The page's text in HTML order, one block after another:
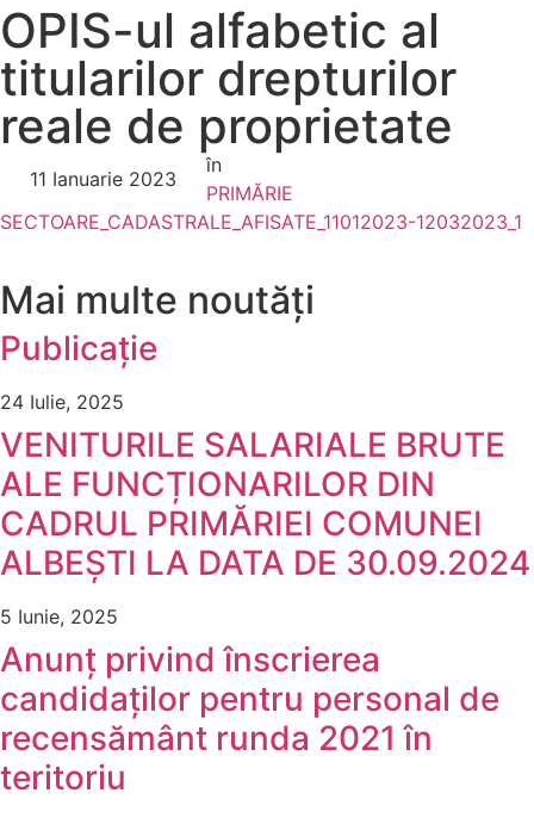
OPIS-ul alfabetic al
titularilor drepturilor
reale de proprietate
11 Ianuarie 2023
în
PRIMĂRIE
SECTOARE_CADASTRALE_AFISATE_11012023-12032023_1
Mai multe noutăți
Publicație
24 Iulie, 2025
VENITURILE SALARIALE BRUTE
ALE FUNCȚIONARILOR DIN
CADRUL PRIMĂRIEI COMUNEI
ALBEȘTI LA DATA DE 30.09.2024
5 Iunie, 2025
Anunț privind înscrierea
candidaților pentru personal de
recensământ runda 2021 în
teritoriu